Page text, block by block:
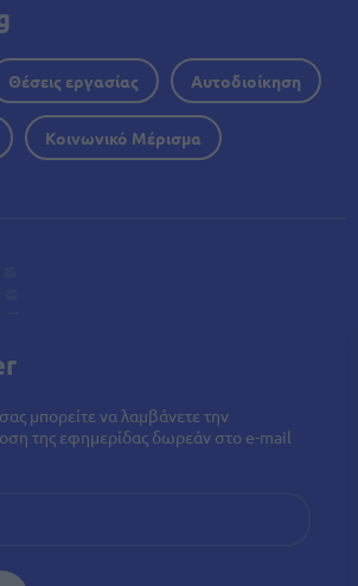
Θέσεις εργασίας Αυτοδιοίκηση
Κοινωνικό Μέρισμα
μπορείτε να λαμβάνετε την
της εφημερίδας δωρεάν στο e-mail